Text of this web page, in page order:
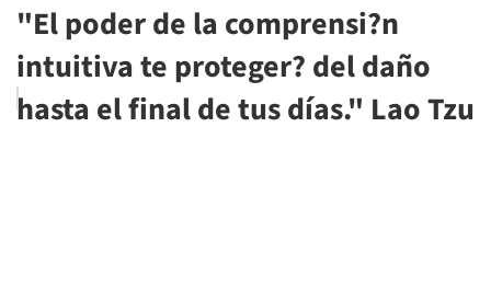
"El poder de la comprensi?n
intuitiva te proteger? del daño
hasta el final de tus días." Lao Tzu